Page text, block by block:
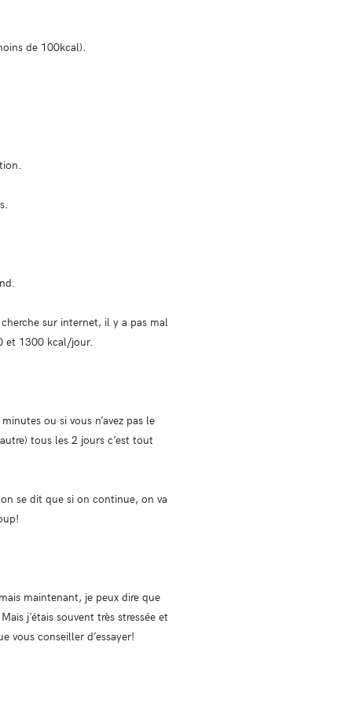
de 100kcal).
sur internet, il y a pas mal
et 1300 kcal/jour.
ou si vous n’avez pas le
tous les 2 jours c’est tout
se dit que si on continue, on va
maintenant, je peux dire que
j’étais souvent très stressée et
vous conseiller d’essayer!